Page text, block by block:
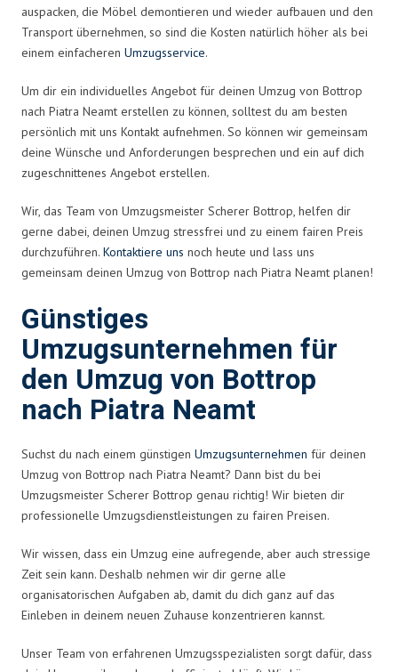
auspacken, die Möbel demontieren und wieder aufbauen und den
Transport übernehmen, so sind die Kosten natürlich höher als bei
einem einfacheren Umzugsservice.
Um dir ein individuelles Angebot für deinen Umzug von Bottrop
nach Piatra Neamt erstellen zu können, solltest du am besten
persönlich mit uns Kontakt aufnehmen. So können wir gemeinsam
deine Wünsche und Anforderungen besprechen und ein auf dich
zugeschnittenes Angebot erstellen.
Wir, das Team von Umzugsmeister Scherer Bottrop, helfen dir
gerne dabei, deinen Umzug stressfrei und zu einem fairen Preis
durchzuführen. Kontaktiere uns noch heute und lass uns
gemeinsam deinen Umzug von Bottrop nach Piatra Neamt planen!
Günstiges
Umzugsunternehmen für
den Umzug von Bottrop
nach Piatra Neamt
Suchst du nach einem günstigen Umzugsunternehmen für deinen
Umzug von Bottrop nach Piatra Neamt? Dann bist du bei
Umzugsmeister Scherer Bottrop genau richtig! Wir bieten dir
professionelle Umzugsdienstleistungen zu fairen Preisen.
Wir wissen, dass ein Umzug eine aufregende, aber auch stressige
Zeit sein kann. Deshalb nehmen wir dir gerne alle
organisatorischen Aufgaben ab, damit du dich ganz auf das
Einleben in deinem neuen Zuhause konzentrieren kannst.
Unser Team von erfahrenen Umzugsspezialisten sorgt dafür, dass